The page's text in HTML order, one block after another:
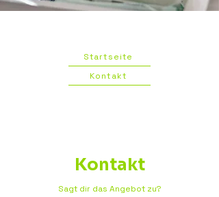
Startseite
Kontakt
Kontakt
Sagt dir das Angebot zu?